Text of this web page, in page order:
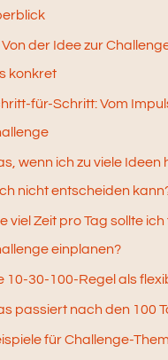
der Idee zur
konkret
für-Schritt: Vom
wenn ich zu viele Ideen
nicht entscheiden
viel Zeit pro Tag sollte
einplanen?
10-30-100-Regel als
passiert nach den 100
für Challenge-